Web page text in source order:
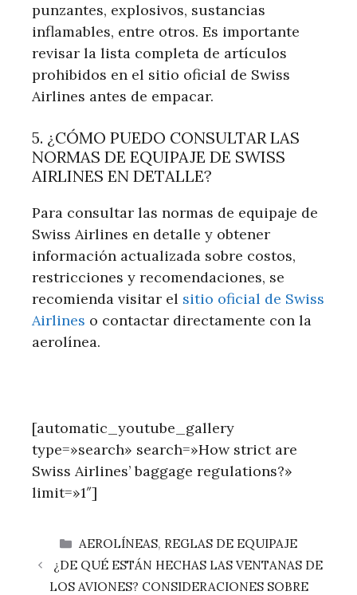
punzantes, explosivos, sustancias
inflamables, entre otros. Es importante
revisar la lista completa de artículos
prohibidos en el sitio oficial de Swiss
Airlines antes de empacar.
5. ¿CÓMO PUEDO CONSULTAR LAS
NORMAS DE EQUIPAJE DE SWISS
AIRLINES EN DETALLE?
Para consultar las normas de equipaje de
Swiss Airlines en detalle y obtener
información actualizada sobre costos,
restricciones y recomendaciones, se
recomienda visitar el sitio oficial de Swiss
Airlines o contactar directamente con la
aerolínea.
[automatic_youtube_gallery
type=»search» search=»How strict are
Swiss Airlines’ baggage regulations?»
limit=»1″]
CATEGORÍAS
AEROLÍNEAS, REGLAS DE EQUIPAJE
¿DE QUÉ ESTÁN HECHAS LAS VENTANAS DE
LOS AVIONES? CONSIDERACIONES SOBRE